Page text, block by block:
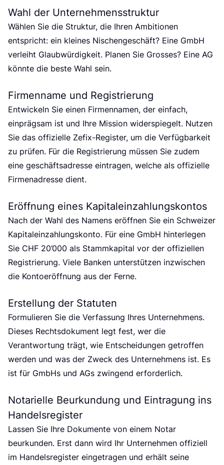
r
Wahl der Unternehmensstruktur
Wählen Sie die Struktur, die Ihren Ambitionen
entspricht: ein kleines Nischengeschäft? Eine GmbH
verleiht Glaubwürdigkeit. Planen Sie Grosses? Eine AG
könnte die beste Wahl sein.
Firmenname und Registrierung
Entwickeln Sie einen Firmennamen, der einfach,
einprägsam ist und Ihre Mission widerspiegelt. Nutzen
Sie das offizielle Zefix-Register, um die Verfügbarkeit
zu prüfen. Für die Registrierung müssen Sie zudem
eine geschäftsadresse eintragen, welche als offizielle
Firmenadresse dient.
Eröffnung eines Kapitaleinzahlungskontos
Nach der Wahl des Namens eröffnen Sie ein Schweizer
Kapitaleinzahlungskonto. Für eine GmbH hinterlegen
Sie CHF 20’000 als Stammkapital vor der offiziellen
Registrierung. Viele Banken unterstützen inzwischen
die Kontoeröffnung aus der Ferne.
Erstellung der Statuten
Formulieren Sie die Verfassung Ihres Unternehmens.
Dieses Rechtsdokument legt fest, wer die
Verantwortung trägt, wie Entscheidungen getroffen
werden und was der Zweck des Unternehmens ist. Es
ist für GmbHs und AGs zwingend erforderlich.
Notarielle Beurkundung und Eintragung ins
Handelsregister
Lassen Sie Ihre Dokumente von einem Notar
beurkunden. Erst dann wird Ihr Unternehmen offiziell
im Handelsregister eingetragen und erhält seine